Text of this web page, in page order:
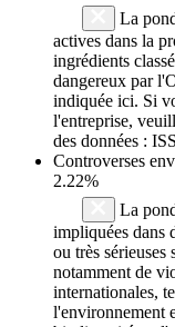
La
actives dans la
ingrédients
dangereux par
indiquée ici. Si
l'entreprise,
des données :
Controverses
2.22%
La
impliquées dans
ou très
notamment de
internationales,
l'environnement